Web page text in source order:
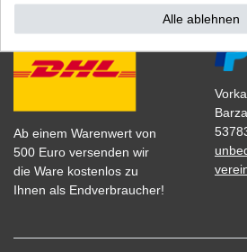
Ab einem Warenwert von
500 Euro versenden wir
die Ware kostenlos zu
Ihnen als Endverbraucher!
Alle ablehnen